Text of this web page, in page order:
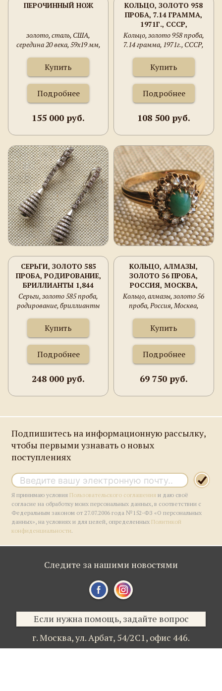
ПЕРОЧИННЫЙ НОЖ
золото, сталь, США,
середина 20 века, 59х19 мм,
Купить
Подробнее
155 000 руб.
КОЛЬЦО, ЗОЛОТО 958
ПРОБА, 7.14 ГРАММА,
1971Г., СССР,
ЛЕНИНГРАД, РУССКИЕ
САМОЦВЕТЫ, 16
Кольцо, золото 958 проба,
7.14 грамма, 1971г., СССР,
самоцветы, 16 размер.
Купить
Подробнее
108 500 руб.
СЕРЬГИ, ЗОЛОТО 585
ПРОБА, РОДИРОВАНИЕ,
БРИЛЛИАНТЫ 1,844
КАРАТА, 20.3 ГРАММА,
54ММ, ДИАМЕТР МАКС
Серьги, золото 585 проба,
родирование, бриллианты
54мм, диаметр макс 11мм.
Купить
Подробнее
248 000 руб.
КОЛЬЦО, АЛМАЗЫ,
ЗОЛОТО 56 ПРОБА,
РОССИЯ, МОСКВА,
3.4ГРАММА, 18 РАЗМЕР.
Кольцо, алмазы, золото 56
проба, Россия, Москва,
Купить
Подробнее
69 750 руб.
Подпишитесь на информационную рассылку,
чтобы первыми узнавать о новых
поступлениях
Я принимаю условияПользовательского соглашения и даю своё
согласие на обработку моих персональных данных, в соответствии с
Федеральным законом от 27.07.2006 года №152-ФЗ «О персональных
данных», на условиях и для целей, определенныхПолитикой
конфиденциальности.
Следите за нашими новостями
Если нужна помощь, задайте вопрос
г. Москва,ул. Арбат, 54/2С1, офис 446.